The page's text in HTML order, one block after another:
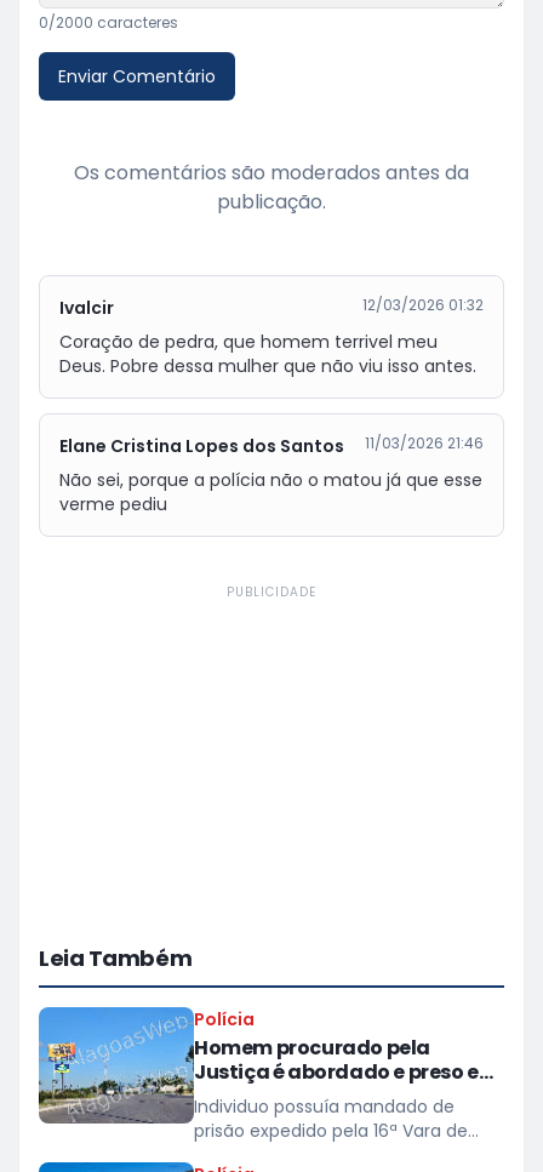
0/2000 caracteres
Enviar Comentário
Os comentários são moderados antes da
publicação.
Ivalcir 12/03/2026 01:32
Coração de pedra, que homem terrivel meu
Deus. Pobre dessa mulher que não viu isso antes.
Elane Cristina Lopes dos Santos 11/03/2026 21:46
Não sei, porque a polícia não o matou já que esse
verme pediu
PUBLICIDADE
Leia Também
Polícia
Homem procurado pela
Justiça é abordado e preso em
Campo Alegre
Individuo possuía mandado de
prisão expedido pela 16ª Vara de